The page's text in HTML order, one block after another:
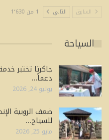
السابق التالي 1 من 1٬630
السياحة
جاكرتا تختبر
دعماً…
يوليو 24, 2026
ضعف الروبية
للسياح…
مايو 25, 2026